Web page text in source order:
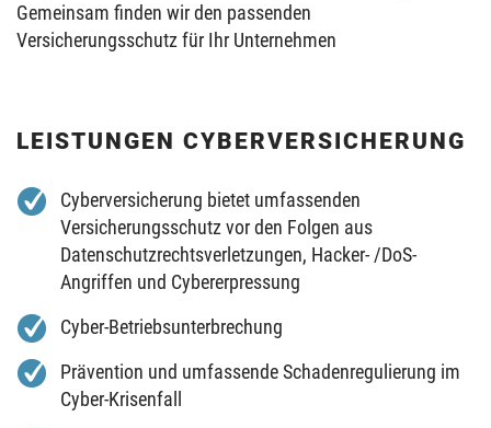
Gemeinsam finden wir den passenden
Versicherungsschutz für Ihr Unternehmen
LEISTUNGEN CYBERVERSICHERUNG
Cyberversicherung bietet umfassenden
Versicherungsschutz vor den Folgen aus
Datenschutzrechtsverletzungen, Hacker- /DoS-
Angriffen und Cybererpressung
Cyber-Betriebsunterbrechung
Prävention und umfassende Schadenregulierung im
Cyber-Krisenfall